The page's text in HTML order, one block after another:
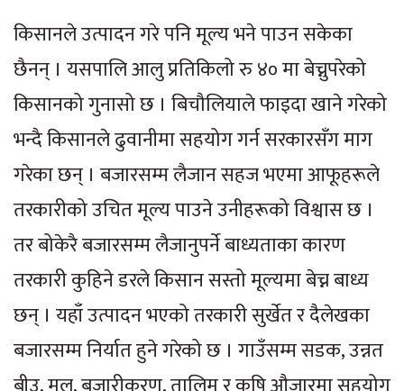
किसानले उत्पादन गरे पनि मूल्य भने पाउन सकेका
छैनन् । यसपालि आलु प्रतिकिलो रु ४० मा बेच्नुपरेको
किसानको गुनासो छ । बिचौलियाले फाइदा खाने गरेको
भन्दै किसानले ढुवानीमा सहयोग गर्न सरकारसँग माग
गरेका छन् । बजारसम्म लैजान सहज भएमा आफूहरूले
तरकारीको उचित मूल्य पाउने उनीहरूको विश्वास छ ।
तर बोकेरै बजारसम्म लैजानुपर्ने बाध्यताका कारण
तरकारी कुहिने डरले किसान सस्तो मूल्यमा बेच्न बाध्य
छन् । यहाँ उत्पादन भएको तरकारी सुर्खेत र दैलेखका
बजारसम्म निर्यात हुने गरेको छ । गाउँसम्म सडक, उन्नत